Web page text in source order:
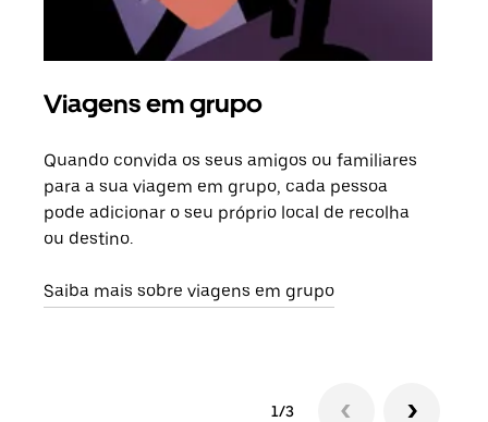
Viagens em grupo
Quando convida os seus amigos ou familiares
para a sua viagem em grupo, cada pessoa
pode adicionar o seu próprio local de recolha
ou destino.
Saiba mais sobre viagens em grupo
1/3